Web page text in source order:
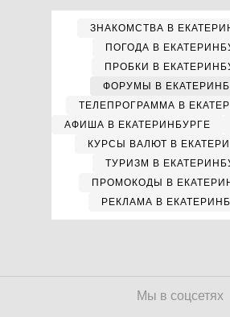
ЗНАКОМСТВА В
ПОГОДА В
ПРОБКИ В
ФОРУМЫ В
ТЕЛЕПРОГРАММА В
АФИША В ЕКАТЕРИНБУРГЕ
КУРСЫ ВАЛЮТ В
ТУРИЗМ В
ПРОМОКОДЫ В
РЕКЛАМА В
Мы в соцсетях